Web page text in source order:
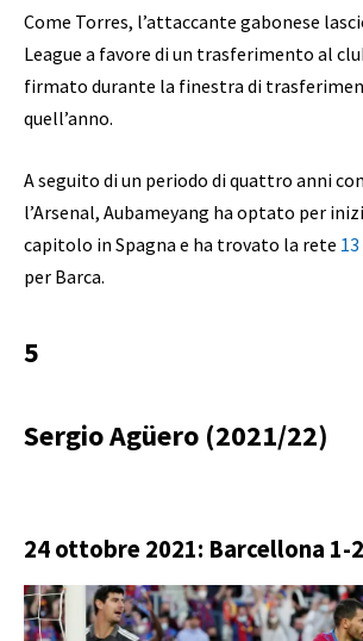
Come Torres, l’attaccante gabonese
League a favore di un trasferimento al
firmato durante la finestra di
quell’anno.
A seguito di un periodo di quattro anni
l’Arsenal, Aubameyang ha optato per
capitolo in Spagna e ha trovato la rete
per Barca.
5
Sergio Agüero (2021/22)
24 ottobre 2021: Barcellona 1-